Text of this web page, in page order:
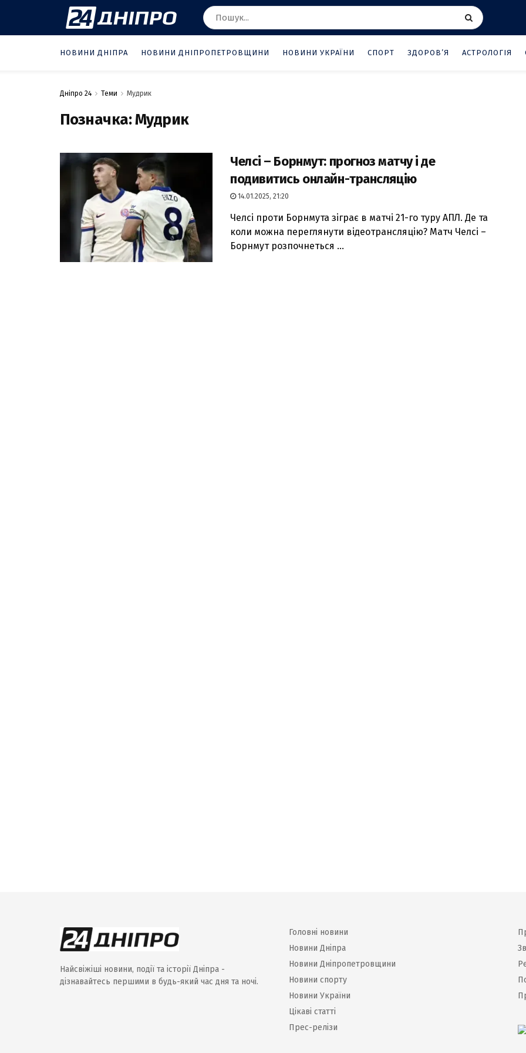
НОВИНИ ДНІПРА НОВИНИ ДНІПРОПЕТРОВЩИНИ НОВИНИ УКРАЇНИ СПОРТ ЗДОРОВ’Я АСТРОЛОГІЯ
Дніпро 24 Теми Мудрик
Позначка:Мудрик
Челсі – Борнмут: прогноз матчу і де
подивитись онлайн-трансляцію
14.01.2025, 21:20
Челсі проти Борнмута зіграє в матчі 21-го туру АПЛ. Де та
коли можна переглянути відеотрансляцію? Матч Челсі –
Борнмут розпочнеться ...
Найсвіжіші новини, події та історії Дніпра -
дізнавайтесь першими в будь-який час дня та ночі.
Головні новини
Новини Дніпра
Новини Дніпропетровщини
Новини спорту
Новини України
Цікаві статті
Прес-релізи